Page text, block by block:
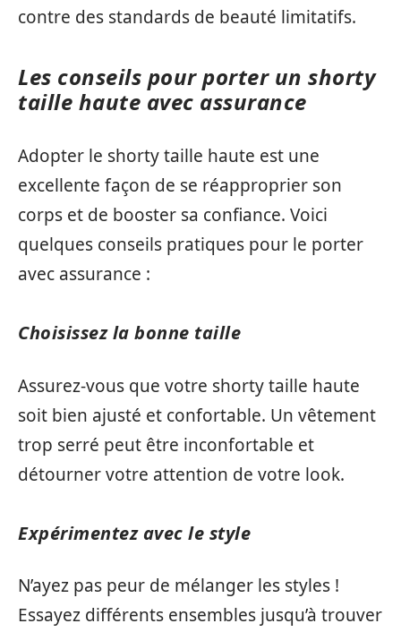
contre des standards de beauté limitatifs.
Les conseils pour porter un shorty
taille haute avec assurance
Adopter le shorty taille haute est une
excellente façon de se réapproprier son
corps et de booster sa confiance. Voici
quelques conseils pratiques pour le porter
avec assurance :
Choisissez la bonne taille
Assurez-vous que votre shorty taille haute
soit bien ajusté et confortable. Un vêtement
trop serré peut être inconfortable et
détourner votre attention de votre look.
Expérimentez avec le style
N’ayez pas peur de mélanger les styles !
Essayez différents ensembles jusqu’à trouver